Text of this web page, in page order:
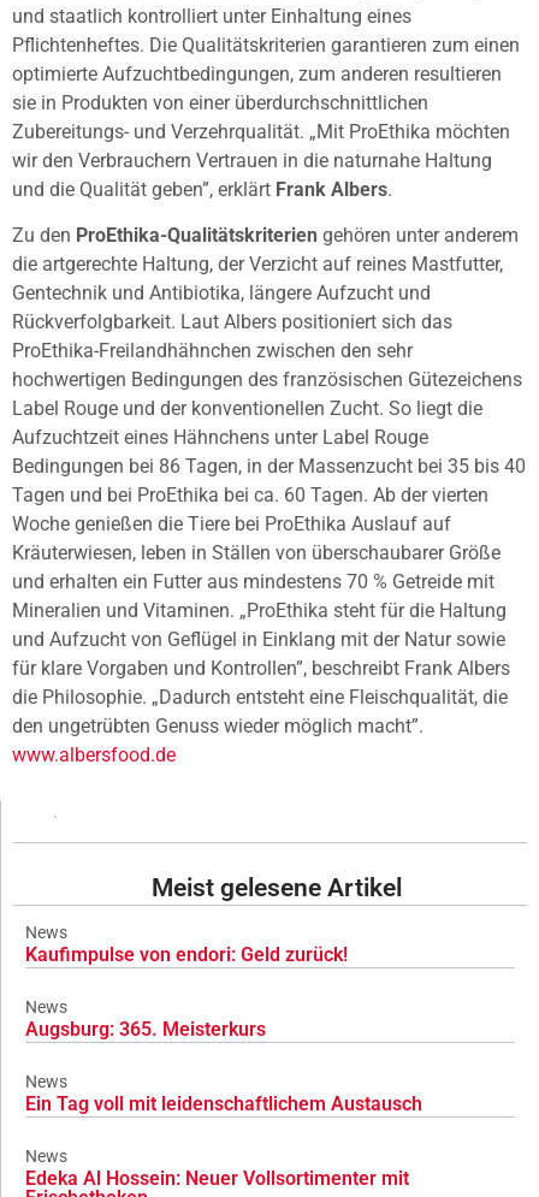
und staatlich kontrolliert unter Einhaltung eines
Pflichtenheftes. Die Qualitätskriterien garantieren zum einen
optimierte Aufzuchtbedingungen, zum anderen resultieren
sie in Produkten von einer überdurchschnittlichen
Zubereitungs- und Verzehrqualität. „Mit ProEthika möchten
wir den Verbrauchern Vertrauen in die naturnahe Haltung
und die Qualität geben”, erklärt Frank Albers.
Zu den ProEthika-Qualitätskriterien gehören unter anderem
die artgerechte Haltung, der Verzicht auf reines Mastfutter,
Gentechnik und Antibiotika, längere Aufzucht und
Rückverfolgbarkeit. Laut Albers positioniert sich das
ProEthika-Freilandhähnchen zwischen den sehr
hochwertigen Bedingungen des französischen Gütezeichens
Label Rouge und der konventionellen Zucht. So liegt die
Aufzuchtzeit eines Hähnchens unter Label Rouge
Bedingungen bei 86 Tagen, in der Massenzucht bei 35 bis 40
Tagen und bei ProEthika bei ca. 60 Tagen. Ab der vierten
Woche genießen die Tiere bei ProEthika Auslauf auf
Kräuterwiesen, leben in Ställen von überschaubarer Größe
und erhalten ein Futter aus mindestens 70 % Getreide mit
Mineralien und Vitaminen. „ProEthika steht für die Haltung
und Aufzucht von Geflügel in Einklang mit der Natur sowie
für klare Vorgaben und Kontrollen”, beschreibt Frank Albers
die Philosophie. „Dadurch entsteht eine Fleischqualität, die
den ungetrübten Genuss wieder möglich macht”.
www.albersfood.de
Meist gelesene Artikel
News
Kaufimpulse von endori: Geld zurück!
News
Augsburg: 365. Meisterkurs
News
Ein Tag voll mit leidenschaftlichem Austausch
News
Edeka Al Hossein: Neuer Vollsortimenter mit